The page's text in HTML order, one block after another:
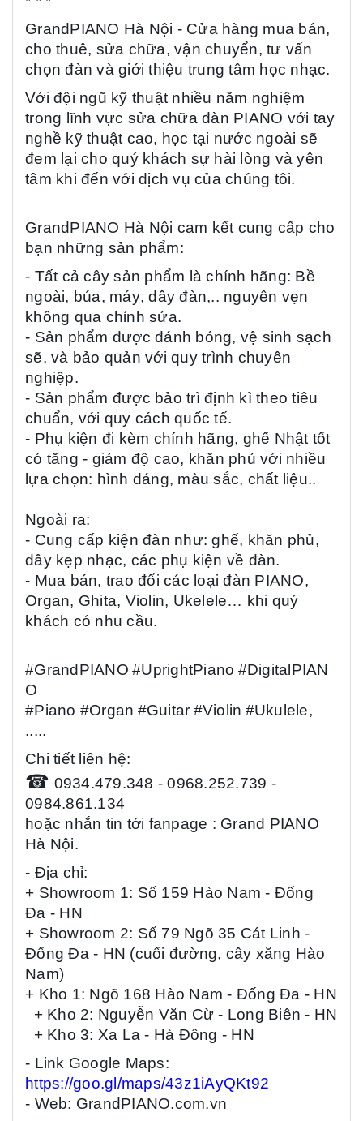
GrandPIANO Hà Nội - Cửa hàng mua bán,
cho thuê, sửa chữa, vận chuyển, tư vấn
chọn đàn và giới thiệu trung tâm học nhạc.
Với đội ngũ kỹ thuật nhiều năm nghiệm
trong lĩnh vực sửa chữa đàn PIANO với tay
nghề kỹ thuật cao, học tại nước ngoài sẽ
đem lại cho quý khách sự hài lòng và yên
tâm khi đến với dịch vụ của chúng tôi.
GrandPIANO Hà Nội cam kết cung cấp cho
bạn những sản phẩm:
- Tất cả cây sản phẩm là chính hãng: Bề
ngoài, búa, máy, dây đàn,.. nguyên vẹn
không qua chỉnh sửa.
- Sản phẩm được đánh bóng, vệ sinh sạch
sẽ, và bảo quản với quy trình chuyên
nghiệp.
- Sản phẩm được bảo trì định kì theo tiêu
chuẩn, với quy cách quốc tế.
- Phụ kiện đi kèm chính hãng, ghế Nhật tốt
có tăng - giảm độ cao, khăn phủ với nhiều
lựa chọn: hình dáng, màu sắc, chất liệu..
Ngoài ra:
- Cung cấp kiện đàn như: ghế, khăn phủ,
dây kẹp nhạc, các phụ kiện về đàn.
- Mua bán, trao đổi các loại đàn PIANO,
Organ, Ghita, Violin, Ukelele… khi quý
khách có nhu cầu.
#GrandPIANO #UprightPiano #DigitalPIAN
O
#Piano #Organ #Guitar #Violin #Ukulele,
.....
Chi tiết liên hệ:
☎ 0934.479.348 - 0968.252.739 -
0984.861.134
hoặc nhắn tin tới fanpage : Grand PIANO
Hà Nội.
- Địa chỉ:
+ Showroom 1: Số 159 Hào Nam - Đống
Đa - HN
+ Showroom 2: Số 79 Ngõ 35 Cát Linh -
Đống Đa - HN (cuối đường, cây xăng Hào
Nam)
+ Kho 1: Ngõ 168 Hào Nam - Đống Đa - HN
+ Kho 2: Nguyễn Văn Cừ - Long Biên - HN
+ Kho 3: Xa La - Hà Đông - HN
- Link Google Maps:
https://goo.gl/maps/43z1iAyQKt92
- Web: GrandPIANO.com.vn